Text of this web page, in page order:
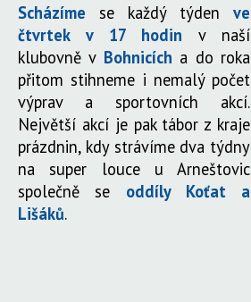
Scházíme
se každý týden ve
čtvrtek v 17 hodin v naší
klubovně v Bohnicích a do roka
přitom stihneme i nemalý počet
výprav a sportovních akcí.
Největší akcí je pak tábor z kraje
prázdnin, kdy strávíme dva týdny
na super louce u Arneštovic
společně se oddíly Koťat a
Lišáků.